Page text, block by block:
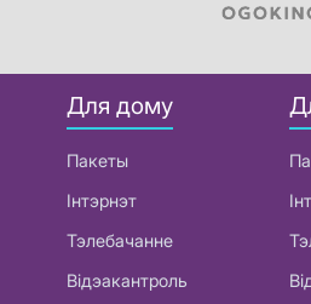
Для дому
Пакеты
Інтэрнэт
Тэлебачанне
Відэакантроль